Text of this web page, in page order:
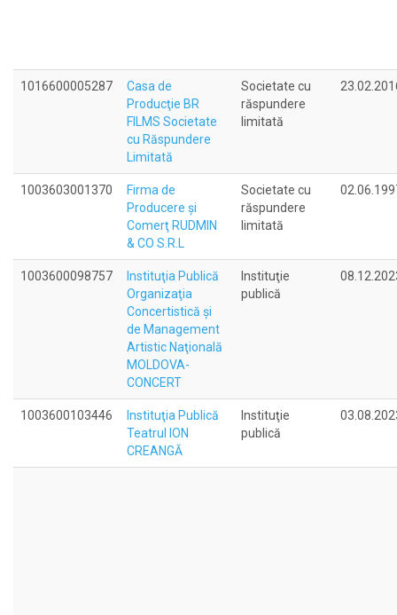
1016600005287
Casa de
Producţie BR
FILMS Societate
cu Răspundere
Limitată
Societate cu
răspundere
limitată
1003603001370
Firma de
Producere şi
Comerţ RUDMIN
& CO S.R.L
Societate cu
răspundere
limitată
1003600098757
Instituţia Publică
Organizaţia
Concertistică şi
de Management
Artistic Naţională
MOLDOVA-
CONCERT
Instituţie
publică
1003600103446
Instituţia Publică
Teatrul ION
CREANGĂ
Instituţie
publică